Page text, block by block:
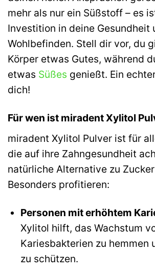
mehr als nur ein Süßstoff – es
Investition in deine Gesundheit
Wohlbefinden. Stell dir vor, du
Körper etwas Gutes, während
etwas Süßes genießt. Ein
dich!
Für wen ist miradent Xylitol
miradent Xylitol Pulver ist für
die auf ihre Zahngesundheit
natürliche Alternative zu
Besonders profitieren:
Personen mit erhöhtem
Xylitol hilft, das Wachstum
Kariesbakterien zu hemmen
zu schützen.